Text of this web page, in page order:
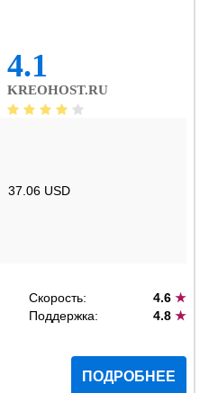
4.1
KREOHOST.RU
37.06 USD
Скорость: 4.6 ★
Поддержка: 4.8 ★
ПОДРОБНЕЕ